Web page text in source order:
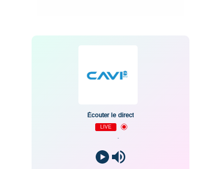
Écouter le direct
LIVE